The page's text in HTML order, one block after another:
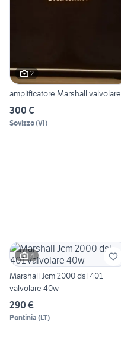
2
amplificatore Marshall valvolare
300 €
Sovizzo(VI)
4
Marshall Jcm 2000 dsl 401
valvolare 40w
290 €
Pontinia (LT)